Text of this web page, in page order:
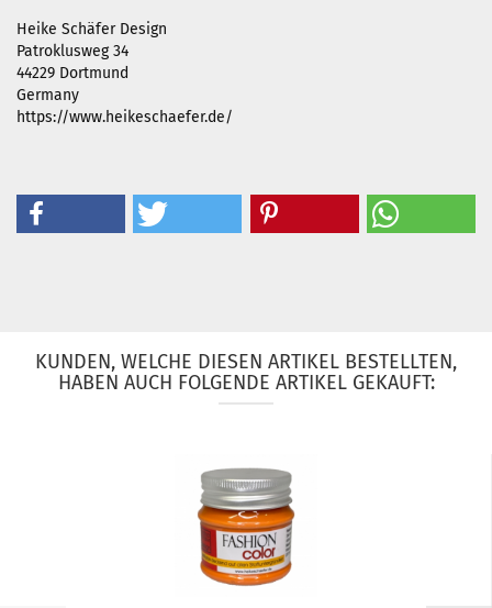
Heike Schäfer Design
Patroklusweg 34
44229 Dortmund
Germany
https://www.heikeschaefer.de/
KUNDEN, WELCHE DIESEN ARTIKEL BESTELLTEN,
HABEN AUCH FOLGENDE ARTIKEL GEKAUFT: